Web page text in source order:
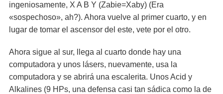
ingeniosamente, X A B Y (Zabie=Xaby) (Era
«sospechoso», ah?). Ahora vuelve al primer cuarto, y en
lugar de tomar el ascensor del este, vete por el otro.
Ahora sigue al sur, llega al cuarto donde hay una
computadora y unos lásers, nuevamente, usa la
computadora y se abrirá una escalerita. Unos Acid y
Alkalines (9 HPs, una defensa casi tan sádica como la de